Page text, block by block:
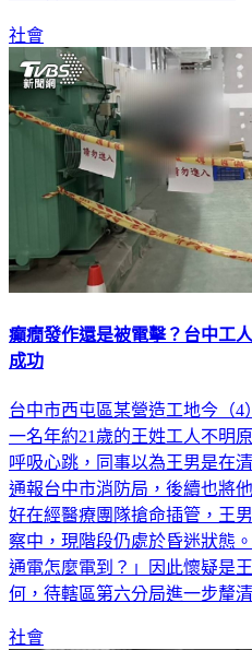
社會
癲癇發作還是被電擊？台中工
成功
台中市西屯區某營造工地今（4
一名年約21歲的王姓工人不明
呼吸心跳，同事以為王男是在
通報台中市消防局，後續也將
好在經醫療團隊搶命插管，王
察中，現階段仍處於昏迷狀態
通電怎麼電到？」因此懷疑是
何，待轄區第六分局進一步釐清
社會